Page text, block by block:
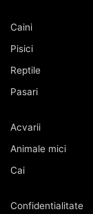
Caini
Pisici
Reptile
Pasari
Acvarii
Animale mici
Cai
Confidentialitate